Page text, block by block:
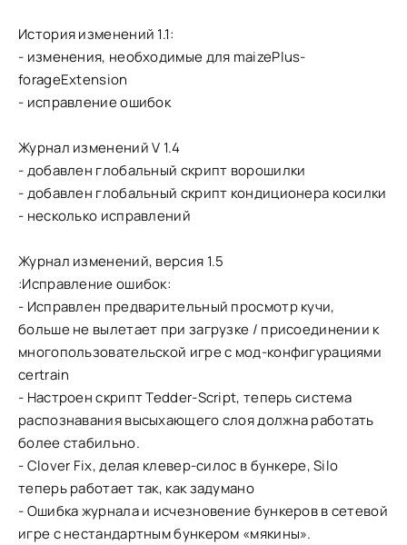
История изменений 1.1:
- изменения, необходимые для maizePlus-
forageExtension
- исправление ошибок
Журнал изменений V 1.4
- добавлен глобальный скрипт ворошилки
- добавлен глобальный скрипт кондиционера косилки
- несколько исправлений
Журнал изменений, версия 1.5
:Исправление ошибок:
- Исправлен предварительный просмотр кучи,
больше не вылетает при загрузке / присоединении к
многопользовательской игре с мод-конфигурациями
certrain
- Настроен скрипт Tedder-Script, теперь система
распознавания высыхающего слоя должна работать
более стабильно.
- Clover Fix, делая клевер-силос в бункере, Silo
теперь работает так, как задумано
- Ошибка журнала и исчезновение бункеров в сетевой
игре с нестандартным бункером «мякины».